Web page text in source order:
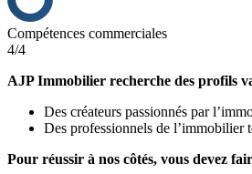
Compétences commerciales
4/4
AJP Immobilier recherche des profils
Des créateurs passionnés par
Des professionnels de l’immobilier
Pour réussir à nos côtés, vous devez